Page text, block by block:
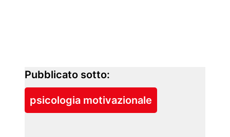
Pubblicato sotto:
psicologia motivazionale